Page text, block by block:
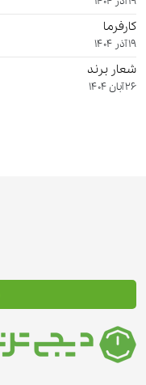
کارفرما
19 آذر 1404
شعار برند
26 آبان 1404